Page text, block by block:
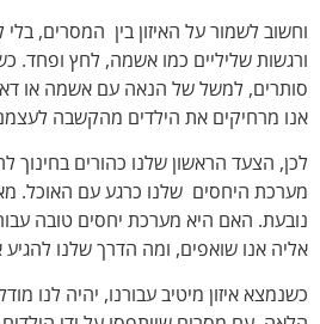
וחשוב לשמור על האיזון בין המסרים, בלי
ורגשות שליליים כמו אשמה, לחץ ופחד.
סותרים, למשל של הנאה עם אשמה או
אנו מרחיקים את הילדים מהקשבה
לכן, הצעד הראשון שלנו כהורים בחינוך
מערכת היחסים שלנו כרגע עם האוכל.
נובעת. האם היא מערכת יחסים טובה
אליה אנו שואפים, ומה הדרך שלנו להגיע
כשנמצא איזון מיטיב עבורנו, יהיה לנו